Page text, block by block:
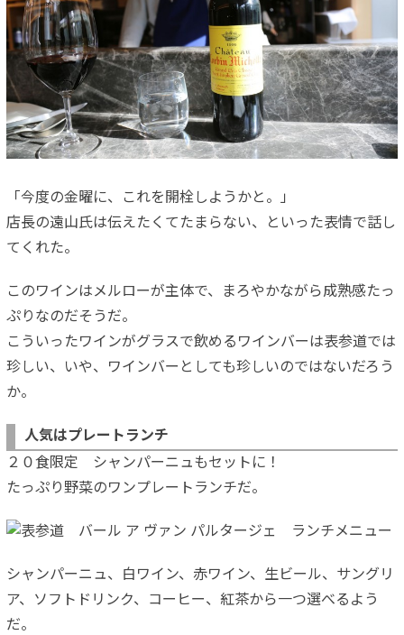
「今度の金曜に、これを開栓しようかと。」
店長の遠山氏は伝えたくてたまらない、といった表情で話し
てくれた。
このワインはメルローが主体で、まろやかながら成熟感たっ
ぷりなのだそうだ。
こういったワインがグラスで飲めるワインバーは表参道では
珍しい、いや、ワインバーとしても珍しいのではないだろう
か。
人気はプレートランチ
２０食限定 シャンパーニュもセットに！
たっぷり野菜のワンプレートランチだ。
シャンパーニュ、白ワイン、赤ワイン、生ビール、サングリ
ア、ソフトドリンク、コーヒー、紅茶から一つ選べるよう
だ。